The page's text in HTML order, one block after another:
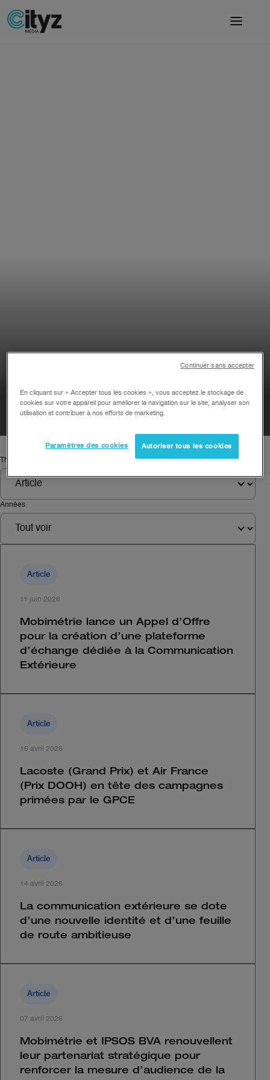
Thème
Années
Article
11 juin 2026
Mobimétrie lance un Appel d’Offre
pour la création d’une plateforme
d’échange dédiée à la Communication
Extérieure
Article
16 avril 2026
Lacoste (Grand Prix) et Air France
(Prix DOOH) en tête des campagnes
primées par le GPCE
Article
14 avril 2026
La communication extérieure se dote
d’une nouvelle identité et d’une feuille
de route ambitieuse
Article
07 avril 2026
Mobimétrie et IPSOS BVA renouvellent
leur partenariat stratégique pour
renforcer la mesure d’audience de la
En cliquant sur « Accepter tous les cookies », vous acceptez le stockage de
cookies sur votre appareil pour améliorer la navigation sur le site, analyser son
utilisation et contribuer à nos efforts de marketing.
Paramètres des cookies Autoriser tous les cookies
Continuer sans accepter